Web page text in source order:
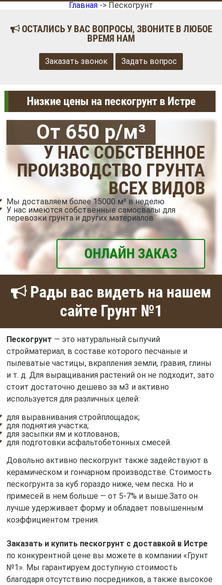
Главная -> Пескогрунт
ОСТАЛИСЬ У ВАС ВОПРОСЫ, ЗВОНИТЕ В ЛЮБОЕ
ВРЕМЯ НАМ
Заказать звонок Задать вопрос
Низкие цены на пескогрунт в Истре
От 650 р/м³
У НАС СОБСТВЕННОЕ
ПРОИЗВОДСТВО ГРУНТА
ВСЕХ ВИДОВ
Мы доставляем более 15000 м³ в неделю
У нас имеются собственные самосвалы для
перевозки грунта и других материалов
ОНЛАЙН ЗАКАЗ
Рады вас видеть на нашем
сайте Грунт №1
Пескогрунт — это натуральный сыпучий
стройматериал, в составе которого песчаные и
пылеватые частицы, вкрапления земли, гравия, глины
и т. д. Для выращивания растений он не подходит, зато
стоит достаточно дешево за м3 и активно
используется для различных целей:
для выравнивания стройплощадок;
для поднятия участка;
для засыпки ям и котлованов;
для подготовки асфальтобетонных смесей.
Довольно активно пескогрунт также задействуют в
керамическом и гончарном производстве. Стоимость
пескогрунта за куб гораздо ниже, чем песка. Но и
примесей в нем больше — от 5-7% и выше.Зато он
лучше удерживает форму и обладает повышенным
коэффициентом трения.
Заказать и купить пескогрунт с доставкой в Истре
по конкурентной цене вы можете в компании «Грунт
№1». Мы гарантируем доступную стоимость
благодаря отсутствию посредников, а также высокое